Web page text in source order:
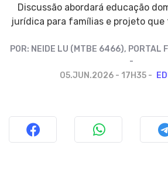
Discussão abordará educação
jurídica para famílias e projeto que
POR: NEIDE LU (MTBE 6466), PORTAL
05.JUN.2026 - 17H35